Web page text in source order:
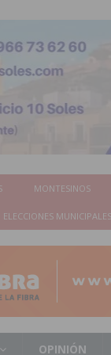
MONTESINOS
ELECCIONES
OPINIÓN